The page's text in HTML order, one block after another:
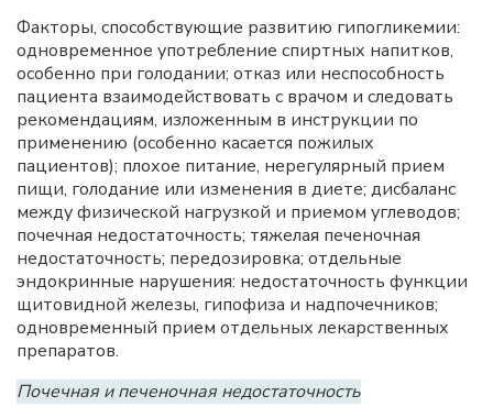
Факторы, способствующие развитию гипогликемии:
одновременное употребление спиртных напитков,
особенно при голодании; отказ или неспособность
пациента взаимодействовать с врачом и следовать
рекомендациям, изложенным в инструкции по
применению (особенно касается пожилых
пациентов); плохое питание, нерегулярный прием
пищи, голодание или изменения в диете; дисбаланс
между физической нагрузкой и приемом углеводов;
почечная недостаточность; тяжелая печеночная
недостаточность; передозировка; отдельные
эндокринные нарушения: недостаточность функции
щитовидной железы, гипофиза и надпочечников;
одновременный прием отдельных лекарственных
препаратов.
Почечная и печеночная недостаточность